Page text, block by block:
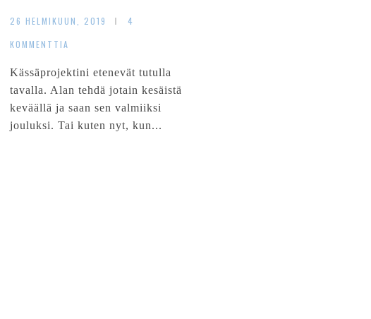
26 HELMIKUUN, 2019
4
KOMMENTTIA
Kässäprojektini etenevät tutulla
tavalla. Alan tehdä jotain kesäistä
keväällä ja saan sen valmiiksi
jouluksi. Tai kuten nyt, kun...